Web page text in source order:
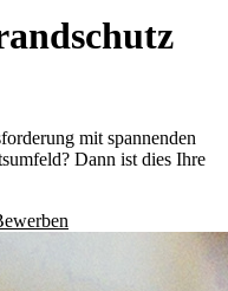
mit spannenden
Dann ist dies Ihre